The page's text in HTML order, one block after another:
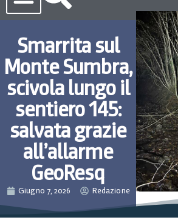
Smarrita sul
Monte Sumbra,
scivola lungo il
sentiero 145:
salvata grazie
all’allarme
GeoResq
Giugno 7, 2026 Redazione